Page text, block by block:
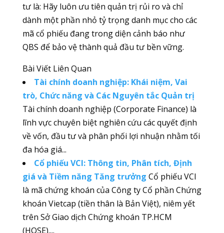
tư là: Hãy luôn ưu tiên quản trị rủi ro và chỉ
dành một phần nhỏ tỷ trọng danh mục cho các
mã cổ phiếu đang trong diện cảnh báo như
QBS để bảo vệ thành quả đầu tư bền vững.
Bài Viết Liên Quan
Tài chính doanh nghiệp: Khái niệm, Vai
trò, Chức năng và Các Nguyên tắc Quản trị
Tài chính doanh nghiệp (Corporate Finance) là
lĩnh vực chuyên biệt nghiên cứu các quyết định
về vốn, đầu tư và phân phối lợi nhuận nhằm tối
đa hóa giá...
Cổ phiếu VCI: Thông tin, Phân tích, Định
giá và Tiềm năng Tăng trưởng Cổ phiếu VCI
là mã chứng khoán của Công ty Cổ phần Chứng
khoán Vietcap (tiền thân là Bản Việt), niêm yết
trên Sở Giao dịch Chứng khoán TP.HCM
(HOSE)....